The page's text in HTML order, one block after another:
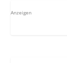
Anzeigen